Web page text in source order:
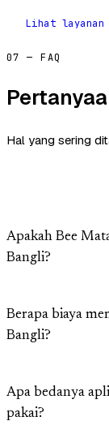
Lihat layanan
07 — FAQ
Hal yang sering
Apakah Bee
Bangli?
Berapa biaya
Bangli?
Apa bedanya
pakai?